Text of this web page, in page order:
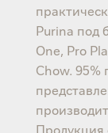
Purina под
One, Pro
Chow. 95%
Продукция